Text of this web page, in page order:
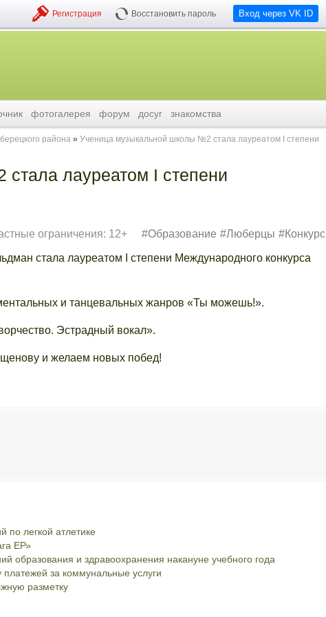
Вход через VK ID
Регистрация Восстановить пароль
фотогалерея форум досуг знакомства
района
Ученица музыкальной школы №2 стала лауреатом I степени
лауреатом I степени
ограничения: 12+ Образование Люберцы Конкурс
стала лауреатом I степени Международного конкурса
и танцевальных жанров «Ты можешь!».
Эстрадный вокал».
и желаем новых побед!
по легкой атлетике
ЕР»
образования и здравоохранения накануне учебного года
за коммунальные услуги
разметку